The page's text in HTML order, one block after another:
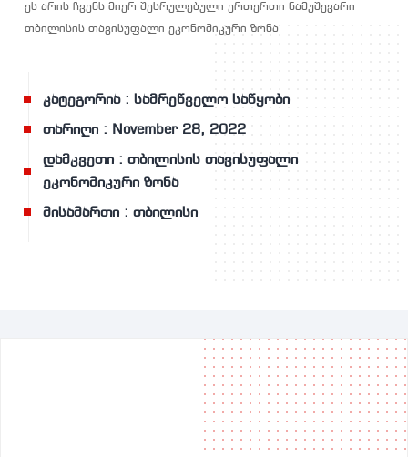
ეს არის ჩვენს მიერ შესრულებული ერთერთი ნამუშევარი
თბილისის თავისუფალი ეკონომიკური ზონა
კატეგორია : სამრეწველო საწყობი
თარიღი : November 28, 2022
დამკვეთი : თბილისის თავისუფალი
ეკონომიკური ზონა
მისამართი : თბილისი